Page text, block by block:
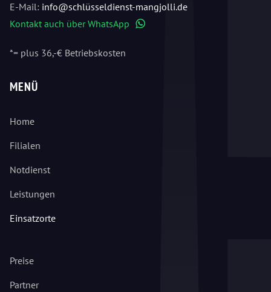
E-Mail: info@schlüsseldienst-mangjolli.de
Kontakt auch über WhatsApp
*= plus 36,-€ Betriebskosten
MENÜ
Home
Filialen
Notdienst
Leistungen
Einsatzorte
Preise
Partner